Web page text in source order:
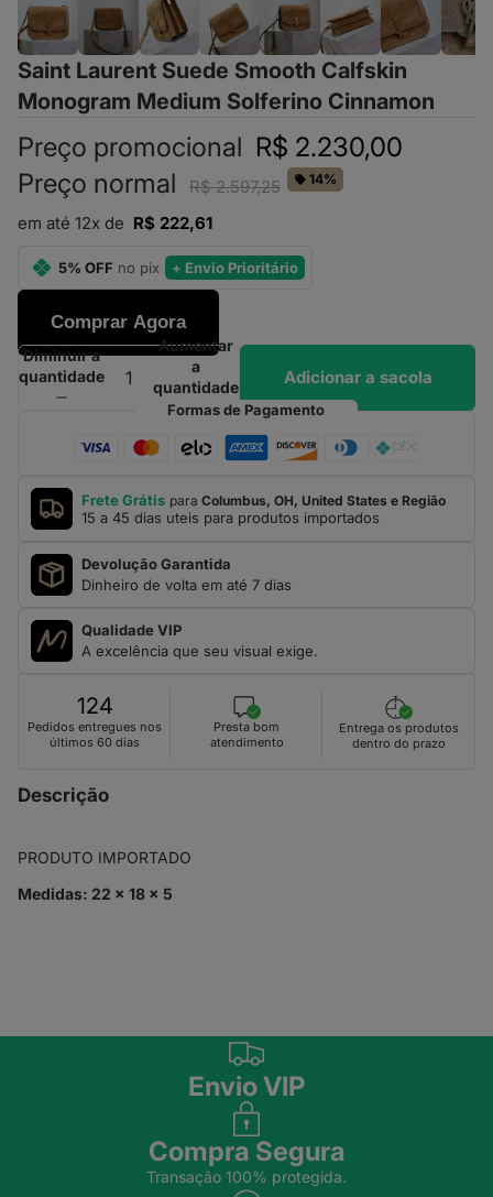
Saint Laurent Suede Smooth Calfskin
Monogram Medium Solferino Cinnamon
Preço promocional R$ 2.230,00
Preço normal
R$ 2.597,25 14%
em até 12x de R$ 222,61
5% OFF no pix + Envio Prioritário
Comprar Agora
Diminuir a
quantidade
Aumentar
a
quantidade
Adicionar a sacola
Formas de Pagamento
Frete Grátis para Columbus, OH, United States e Região
15 a 45 dias uteis para produtos importados
Devolução Garantida
Dinheiro de volta em até 7 dias
Qualidade VIP
A excelência que seu visual exige.
124
Pedidos entregues nos
últimos 60 dias
Presta bom
atendimento
Entrega os produtos
dentro do prazo
Descrição
PRODUTO IMPORTADO
Medidas: 22 x 18 x 5
Envio VIP
Compra Segura
Transação 100% protegida.